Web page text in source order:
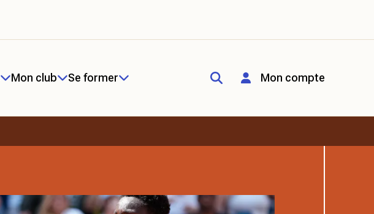
Mon club Se former Mon compte